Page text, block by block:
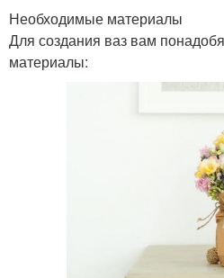
Необходимые материалы
Для создания ваз вам
материалы: